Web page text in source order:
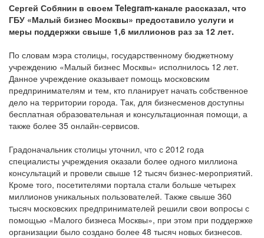
Сергей Собянин в своем Telegram-канале рассказал, что
ГБУ «Малый бизнес Москвы» предоставило услуги и
меры поддержки свыше 1,6 миллионов раз за 12 лет.
По словам мэра столицы, государственному бюджетному
учреждению «Малый бизнес Москвы» исполнилось 12 лет.
Данное учреждение оказывает помощь московским
предпринимателям и тем, кто планирует начать собственное
дело на территории города. Так, для бизнесменов доступны
бесплатная образовательная и консультационная помощи, а
также более 35 онлайн-сервисов.
Градоначальник столицы уточнил, что с 2012 года
специалисты учреждения оказали более одного миллиона
консультаций и провели свыше 12 тысяч бизнес-мероприятий.
Кроме того, посетителями портала стали больше четырех
миллионов уникальных пользователей. Также свыше 360
тысяч московских предпринимателей решили свои вопросы с
помощью «Малого бизнеса Москвы», при этом при поддержке
организации было создано более 48 тысяч новых бизнесов.